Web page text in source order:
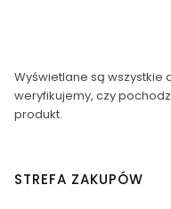
Wyświetlane są wszystkie
weryfikujemy, czy
produkt.
Linki w stopce
STREFA ZAKUPÓW